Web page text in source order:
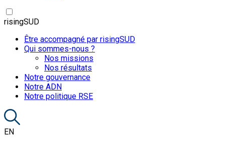
risingSUD
Être accompagné par risingSUD
Qui sommes-nous ?
Nos missions
Nos résultats
Notre gouvernance
Notre ADN
Notre politique RSE
EN